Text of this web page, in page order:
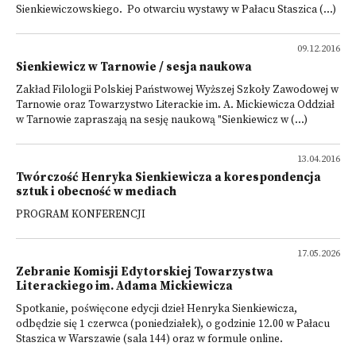
Sienkiewiczowskiego. Po otwarciu wystawy w Pałacu Staszica (...)
09.12.2016
Sienkiewicz w Tarnowie / sesja naukowa
Zakład Filologii Polskiej Państwowej Wyższej Szkoły Zawodowej w
Tarnowie oraz Towarzystwo Literackie im. A. Mickiewicza Oddział
w Tarnowie zapraszają na sesję naukową "Sienkiewicz w (...)
13.04.2016
Twórczość Henryka Sienkiewicza a korespondencja
sztuk i obecność w mediach
PROGRAM KONFERENCJI
17.05.2026
Zebranie Komisji Edytorskiej Towarzystwa
Literackiego im. Adama Mickiewicza
Spotkanie, poświęcone edycji dzieł Henryka Sienkiewicza,
odbędzie się 1 czerwca (poniedziałek), o godzinie 12.00 w Pałacu
Staszica w Warszawie (sala 144) oraz w formule online.